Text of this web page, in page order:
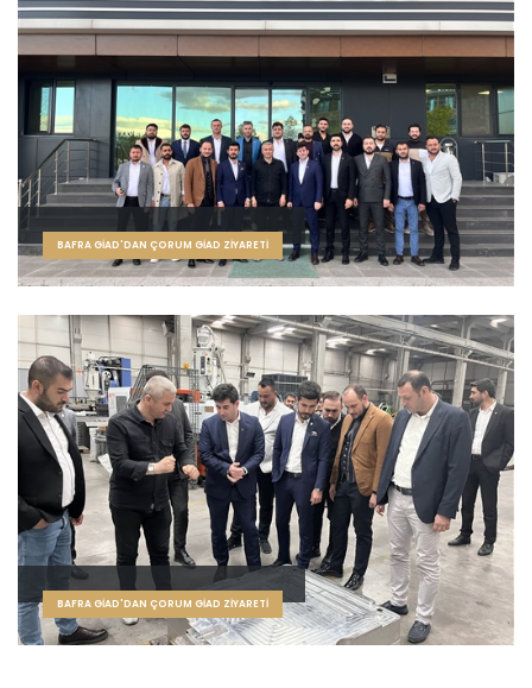
BAFRA GİAD'DAN ÇORUM GİAD ZİYARETİ
BAFRA GİAD'DAN ÇORUM GİAD ZİYARETİ